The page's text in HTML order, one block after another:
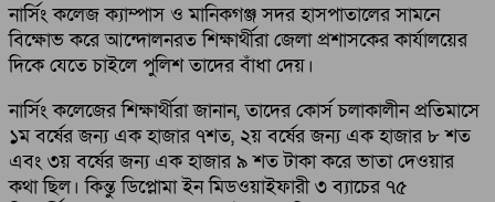
নার্সিং কলেজ ক্যাম্পাস ও মানিকগঞ্জ সদর হাসপাতালের সামনে
বিক্ষোভ করে আন্দোলনরত শিক্ষার্থীরা জেলা প্রশাসকের কার্যালয়ের
দিকে যেতে চাইলে পুলিশ তাদের বাঁধা দেয়।
নার্সিং কলেজের শিক্ষার্থীরা জানান, তাদের কোর্স চলাকালীন প্রতিমাসে
১ম বর্ষের জন্য এক হাজার ৭শত, ২য় বর্ষের জন্য এক হাজার ৮ শত
এবং ৩য় বর্ষের জন্য এক হাজার ৯ শত টাকা করে ভাতা দেওয়ার
কথা ছিল। কিন্তু ডিপ্লোমা ইন মিডওয়াইফারী ৩ ব্যাচের ৭৫